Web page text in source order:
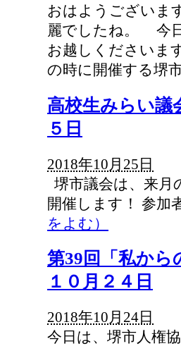
おはようございま
麗でしたね。 今
お越しくださいま
の時に開催する堺
高校生みらい
５日
2018年10月25日
堺市議会は、来月
開催します！ 参加
をよむ）
第39回「私か
１０月２４日
2018年10月24日
今日は、堺市人権